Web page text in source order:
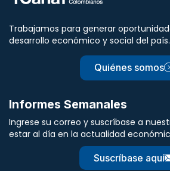
Trabajamos para generar
desarrollo económico y social del país.
Quiénes somos
Informes Semanales
Ingrese su correo y suscríbase a
estar al día en la actualidad
Suscríbase aquí